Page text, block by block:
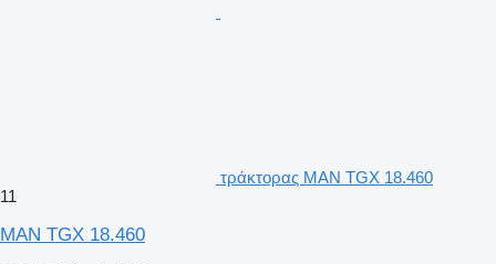
τράκτορας MAN TGX 18.460
11
MAN TGX 18.460